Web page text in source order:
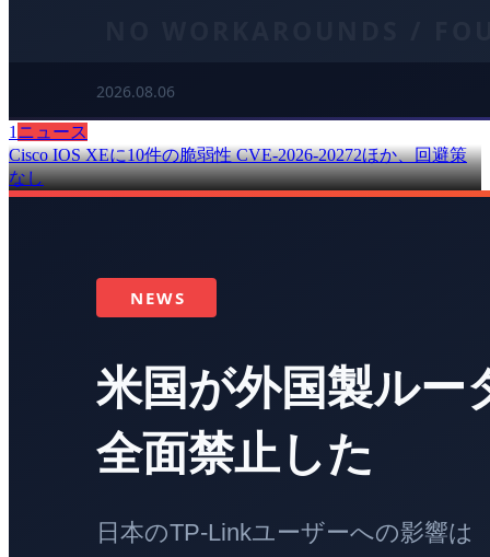
1 ニュース
Cisco IOS XEに10件の脆弱性 CVE-2026-20272ほか、回避策
なし